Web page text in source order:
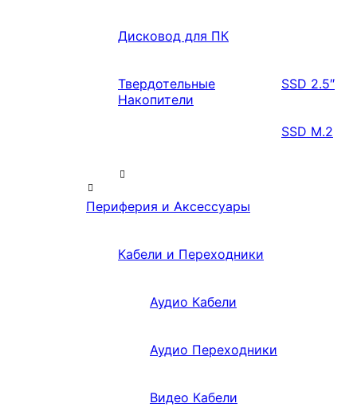
Дисковод для ПК
Твердотельные
Накопители
SSD 2.5″
SSD M.2
Периферия и Аксессуары
Кабели и Переходники
Аудио Кабели
Аудио Переходники
Видео Кабели